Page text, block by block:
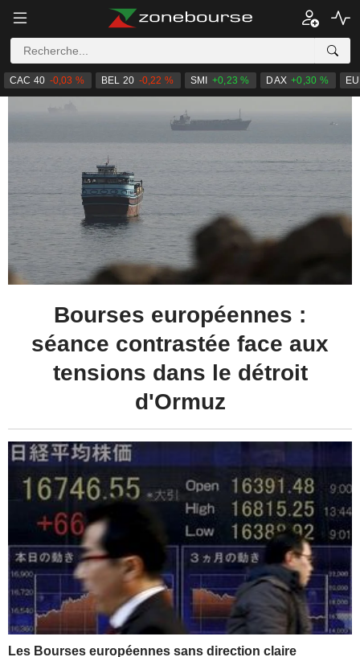
CAC 40 -0,03 % BEL 20 -0,22 % SMI +0,23 % DAX +0,30 %
Les Bourses européennes sans direction claire
Bourses européennes :
séance contrastée face aux
tensions dans le détroit
d'Ormuz